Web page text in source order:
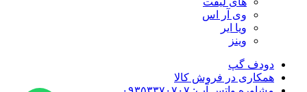
وی آر اس
ویا ایر
وینز
دودف گپ
همکاری در فروش کالا